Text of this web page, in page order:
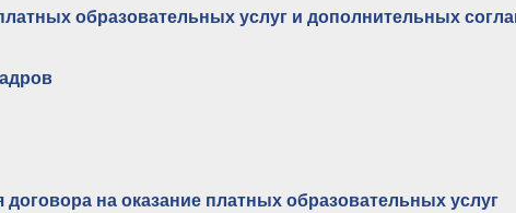
образовательных услуг и дополнительных
на оказание платных образовательных услуг